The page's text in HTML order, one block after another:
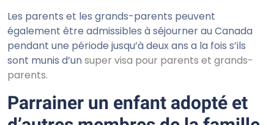
Les parents et les grands-parents peuvent
également être admissibles à séjourner au Canada
pendant une période jusqu’à deux ans a la fois s’ils
sont munis d’unsuper visa pour parents et grands-
parents.
Parrainer un enfant adopté et